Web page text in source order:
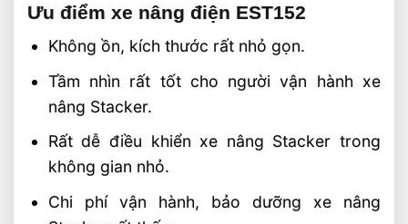
Ưu điểm xe nâng điện EST152
Không ồn, kích thước rất nhỏ gọn.
Tầm nhìn rất tốt cho người vận hành xe
nâng Stacker.
Rất dễ điều khiển xe nâng Stacker trong
không gian nhỏ.
Chi phí vận hành, bảo dưỡng xe nâng